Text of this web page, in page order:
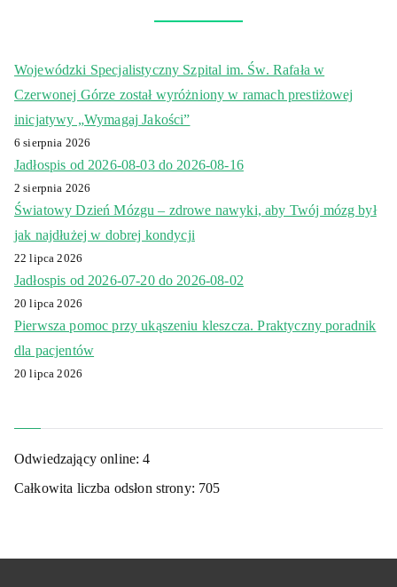
Wojewódzki Specjalistyczny Szpital im. Św. Rafała w
Czerwonej Górze został wyróżniony w ramach prestiżowej
inicjatywy „Wymagaj Jakości”
6 sierpnia 2026
Jadłospis od 2026-08-03 do 2026-08-16
2 sierpnia 2026
Światowy Dzień Mózgu – zdrowe nawyki, aby Twój mózg był
jak najdłużej w dobrej kondycji
22 lipca 2026
Jadłospis od 2026-07-20 do 2026-08-02
20 lipca 2026
Pierwsza pomoc przy ukąszeniu kleszcza. Praktyczny poradnik
dla pacjentów
20 lipca 2026
Odwiedzający online:4
Całkowita liczba odsłon strony: 705